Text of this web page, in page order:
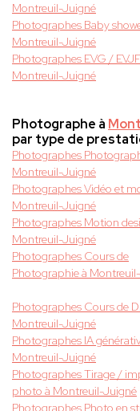
Montreuil-Juigné
Photographes Baby
Montreuil-Juigné
Photographes EVG /
Montreuil-Juigné
Photographe à
par type de
Photographes
Montreuil-Juigné
Photographes Vidéo et
Montreuil-Juigné
Photographes Motion
Montreuil-Juigné
Photographes Cours de
Photographie à
Photographes Cours de
Montreuil-Juigné
Photographes IA
Montreuil-Juigné
Photographes Tirage /
photo à Montreuil-Juigné
Photographes Photo en